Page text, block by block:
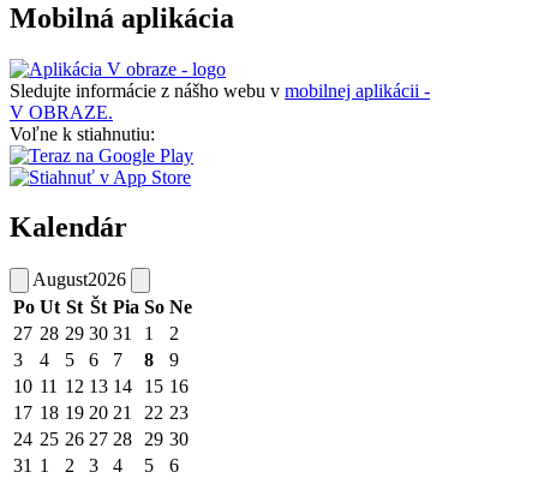
Mobilná aplikácia
Sledujte informácie z nášho webu v mobilnej aplikácii -
V OBRAZE.
Voľne k stiahnutiu:
Kalendár
August2026
Po Ut St Št Pia So Ne
27 28 29 30 31 1
2
3
4 5 6 7 8
9
10 11 12 13 14 15 16
17 18 19 20 21 22 23
24 25 26 27 28 29 30
31 1 2 3 4 5 6